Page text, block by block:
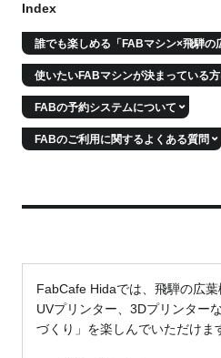
Index
誰でも楽しめる「FABマシン×飛騨の
使いたいFABマシンが決まっている
FABの予約システムについて
FABのご利用に関するよくある質問
FabCafe Hidaでは、飛騨の広
UVプリンター、3Dプリンター
づくり」を楽しんでいただけま